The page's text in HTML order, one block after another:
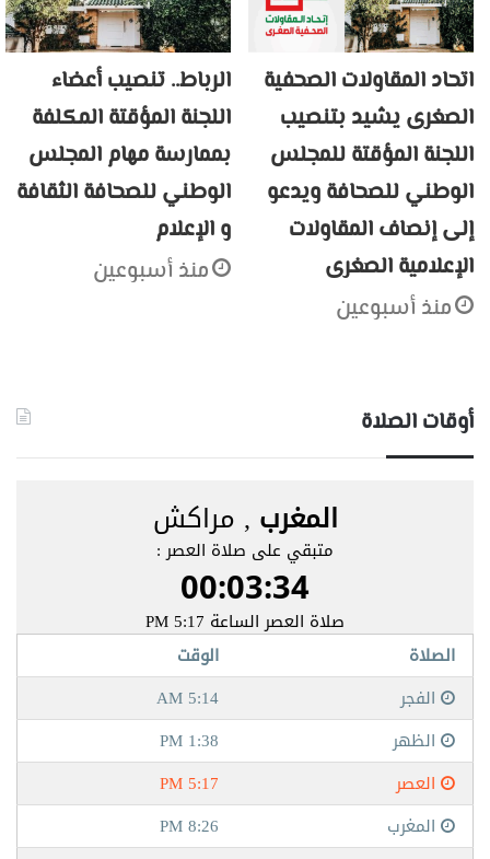
اتحاد المقاولات الصحفية
الصغرى يشيد بتنصيب
اللجنة المؤقتة للمجلس
الوطني للصحافة ويدعو
إلى إنصاف المقاولات
الإعلامية الصغرى
منذ أسبوعين
الرباط.. تنصيب أعضاء
اللجنة المؤقتة المكلفة
بممارسة مهام المجلس
الوطني للصحافة الثقافة
و الإعلام
منذ أسبوعين
أوقات الصلاة